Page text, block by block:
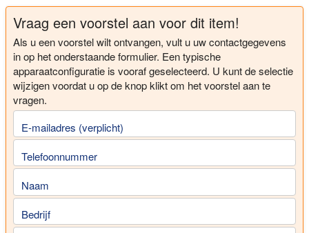
Vraag een voorstel aan voor dit item!
Als u een voorstel wilt ontvangen, vult u uw contactgegevens
in op het onderstaande formulier. Een typische
apparaatconfiguratie is vooraf geselecteerd. U kunt de selectie
wijzigen voordat u op de knop klikt om het voorstel aan te
vragen.
E-mailadres (verplicht)
Telefoonnummer
Naam
Bedrijf